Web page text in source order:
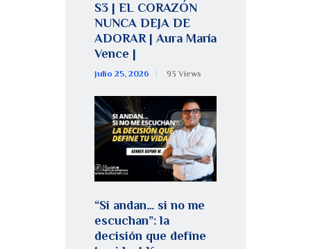
S3 | EL CORAZÓN
NUNCA DEJA DE
ADORAR | Aura María
Vence |
julio 25, 2026 93 Views
“Si andan… si no me
escuchan”: la
decisión que define